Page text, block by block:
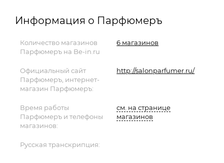
Информация о Парфюмеръ
Количество магазинов
Парфюмеръ на Be-in.ru
6 магазинов
Официальный сайт
Парфюмеръ, интернет-
магазин Парфюмеръ:
http://salonparfumer.ru/
Время работы
Парфюмеръ и телефоны
магазинов:
см. на странице
магазинов
Русская транскрипция: